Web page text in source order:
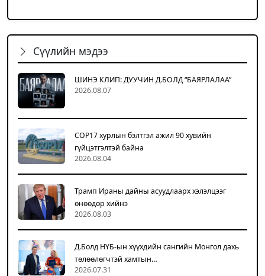
Сүүлийн мэдээ
ШИНЭ КЛИП: ДУУЧИН Д.БОЛД “БАЯРЛАЛАА”
2026.08.07
COP17 хурлын бэлтгэл ажил 90 хувийн
гүйцэтгэлтэй байна
2026.08.04
Трамп Ираны дайны асуудлаарх хэлэлцээг
өнөөдөр хийнэ
2026.08.03
Д.Болд НҮБ-ын хүүхдийн сангийн Монгол дахь
төлөөлөгчтэй хамтын…
2026.07.31